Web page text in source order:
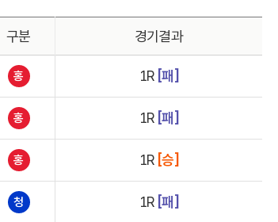
구분 경기결과
홍 1R [패]
홍 1R [패]
홍 1R [승]
청 1R [패]